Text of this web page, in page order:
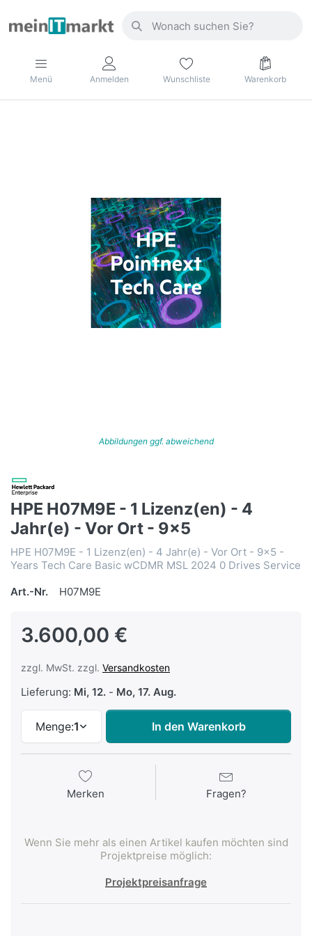
Menü Anmelden Wunschliste Warenkorb
Abbildungen ggf. abweichend
HPE H07M9E - 1 Lizenz(en) - 4
Jahr(e) - Vor Ort - 9x5
HPE H07M9E - 1 Lizenz(en) - 4 Jahr(e) - Vor Ort - 9x5 -
Years Tech Care Basic wCDMR MSL 2024 0 Drives Service
Art.-Nr.
H07M9E
3.600,00 €
zzgl. MwSt. zzgl. Versandkosten
Lieferung: Mi, 12. - Mo, 17. Aug.
Menge:1 In den Warenkorb
Merken Fragen?
Wenn Sie mehr als einen Artikel kaufen möchten sind
Projektpreise möglich:
Projektpreisanfrage